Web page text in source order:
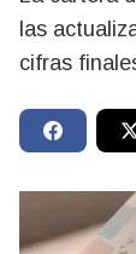
las
cifras